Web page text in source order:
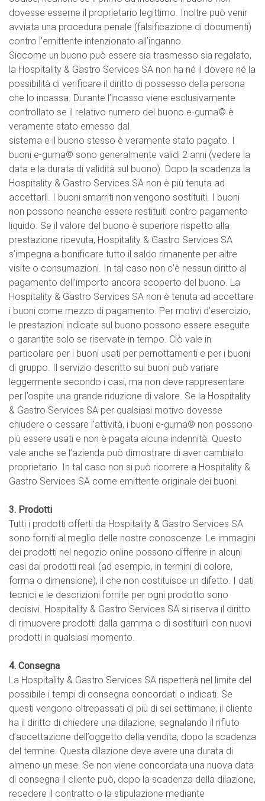
dovesse esserne il proprietario legittimo. Inoltre può venir
avviata una procedura penale (falsificazione di documenti)
contro l’emittente intenzionato all’inganno.
Siccome un buono può essere sia trasmesso sia regalato,
la Hospitality & Gastro Services SA non ha né il dovere né la
possibilità di verificare il diritto di possesso della persona
che lo incassa. Durante l’incasso viene esclusivamente
controllato se il relativo numero del buono e-guma© è
veramente stato emesso dal
sistema e il buono stesso è veramente stato pagato. I
buoni e-guma© sono generalmente validi 2 anni (vedere la
data e la durata di validità sul buono). Dopo la scadenza la
Hospitality & Gastro Services SA non è più tenuta ad
accettarli. I buoni smarriti non vengono sostituiti. I buoni
non possono neanche essere restituiti contro pagamento
liquido. Se il valore del buono è superiore rispetto alla
prestazione ricevuta, Hospitality & Gastro Services SA
s’impegna a bonificare tutto il saldo rimanente per altre
visite o consumazioni. In tal caso non c’è nessun diritto al
pagamento dell’importo ancora scoperto del buono. La
Hospitality & Gastro Services SA non è tenuta ad accettare
i buoni come mezzo di pagamento. Per motivi d’esercizio,
le prestazioni indicate sul buono possono essere eseguite
o garantite solo se riservate in tempo. Ciò vale in
particolare per i buoni usati per pernottamenti e per i buoni
di gruppo. Il servizio descritto sui buoni può variare
leggermente secondo i casi, ma non deve rappresentare
per l’ospite una grande riduzione di valore. Se la Hospitality
& Gastro Services SA per qualsiasi motivo dovesse
chiudere o cessare l’attività, i buoni e-guma© non possono
più essere usati e non è pagata alcuna indennità. Questo
vale anche se l’azienda può dimostrare di aver cambiato
proprietario. In tal caso non si può ricorrere a Hospitality &
Gastro Services SA come emittente originale dei buoni.
3. Prodotti
Tutti i prodotti offerti da Hospitality & Gastro Services SA
sono forniti al meglio delle nostre conoscenze. Le immagini
dei prodotti nel negozio online possono differire in alcuni
casi dai prodotti reali (ad esempio, in termini di colore,
forma o dimensione), il che non costituisce un difetto. I dati
tecnici e le descrizioni fornite per ogni prodotto sono
decisivi. Hospitality & Gastro Services SA si riserva il diritto
di rimuovere prodotti dalla gamma o di sostituirli con nuovi
prodotti in qualsiasi momento.
4. Consegna
La Hospitality & Gastro Services SA rispetterà nel limite del
possibile i tempi di consegna concordati o indicati. Se
questi vengono oltrepassati di più di sei settimane, il cliente
ha il diritto di chiedere una dilazione, segnalando il rifiuto
d’accettazione dell’oggetto della vendita, dopo la scadenza
del termine. Questa dilazione deve avere una durata di
almeno un mese. Se non viene concordata una nuova data
di consegna il cliente può, dopo la scadenza della dilazione,
recedere il contratto o la stipulazione mediante